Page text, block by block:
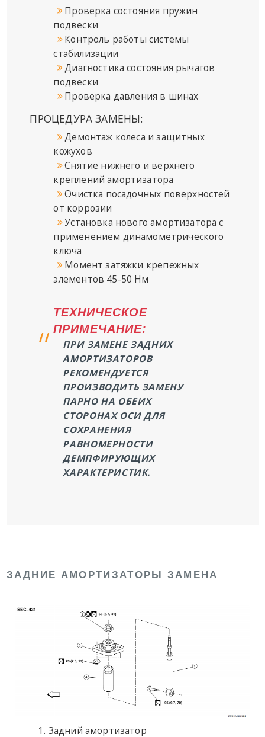
Проверка состояния пружин
подвески
Контроль работы системы
стабилизации
Диагностика состояния рычагов
подвески
Проверка давления в шинах
ПРОЦЕДУРА ЗАМЕНЫ:
Демонтаж колеса и защитных
кожухов
Снятие нижнего и верхнего
креплений амортизатора
Очистка посадочных поверхностей
от коррозии
Установка нового амортизатора с
применением динамометрического
ключа
Момент затяжки крепежных
элементов 45-50 Нм
ТЕХНИЧЕСКОЕ
ПРИМЕЧАНИЕ:
ПРИ ЗАМЕНЕ ЗАДНИХ
АМОРТИЗАТОРОВ
РЕКОМЕНДУЕТСЯ
ПРОИЗВОДИТЬ ЗАМЕНУ
ПАРНО НА ОБЕИХ
СТОРОНАХ ОСИ ДЛЯ
СОХРАНЕНИЯ
РАВНОМЕРНОСТИ
ДЕМПФИРУЮЩИХ
ХАРАКТЕРИСТИК.
ЗАДНИЕ АМОРТИЗАТОРЫ ЗАМЕНА
Задний амортизатор